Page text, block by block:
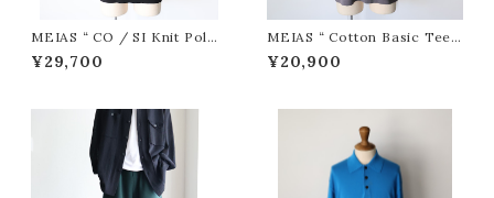
MEIAS “ CO / SI Knit Polo
PO ( Black )”
¥29,700
MEIAS “ Cotton Basic Tee (
D.Gray ) ”
¥20,900